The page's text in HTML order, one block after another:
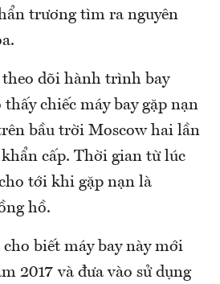
trương tìm ra nguyên
dõi hành trình bay
chiếc máy bay gặp nạn
bầu trời Moscow hai lần
cấp. Thời gian từ lúc
tới khi gặp nạn là
hồ.
biết máy bay này mới
2017 và đưa vào sử dụng